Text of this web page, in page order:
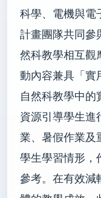
科學、電機與電
計畫團隊共同參
然科教學相互觀
動內容兼具「實
自然科教學中的
資源引導學生進
業、暑假作業及
學生學習情形，
參考。在有效減